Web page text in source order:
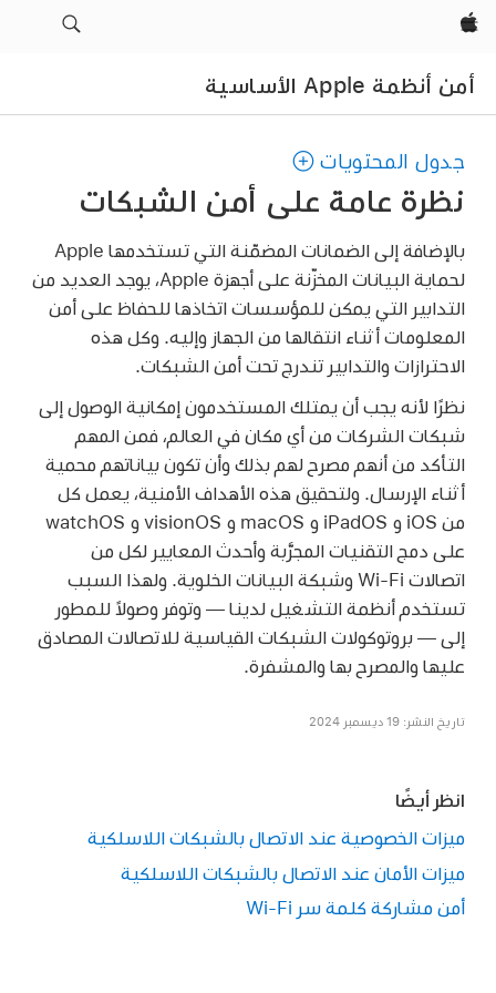
Apple‏
أمن أنظمة Apple الأساسية
جدول المحتويات
نظرة عامة على أمن الشبكات
بالإضافة إلى الضمانات المضمّنة التي تستخدمها Apple
لحماية البيانات المخزّنة على أجهزة Apple، يوجد العديد من
التدابير التي يمكن للمؤسسات اتخاذها للحفاظ على أمن
المعلومات أثناء انتقالها من الجهاز وإليه. وكل هذه
الاحترازات والتدابير تندرج تحت أمن الشبكات.
نظرًا لأنه يجب أن يمتلك المستخدمون إمكانية الوصول إلى
شبكات الشركات من أي مكان في العالم، فمن المهم
التأكد من أنهم مصرح لهم بذلك وأن تكون بياناتهم محمية
أثناء الإرسال. ولتحقيق هذه الأهداف الأمنية، يعمل كل
من iOS و iPadOS و macOS و visionOS و watchOS
على دمج التقنيات المجرَّبة وأحدث المعايير لكل من
اتصالات Wi-Fi وشبكة البيانات الخلوية. ولهذا السبب
تستخدم أنظمة التشغيل لدينا — وتوفر وصولاً للمطور
إلى — بروتوكولات الشبكات القياسية للاتصالات المصادق
عليها والمصرح بها والمشفرة.
تاريخ النشر: 19 ديسمبر 2024
انظر أيضًا
ميزات الخصوصية عند الاتصال بالشبكات اللاسلكية
ميزات الأمان عند الاتصال بالشبكات اللاسلكية
أمن مشاركة كلمة سر Wi-Fi